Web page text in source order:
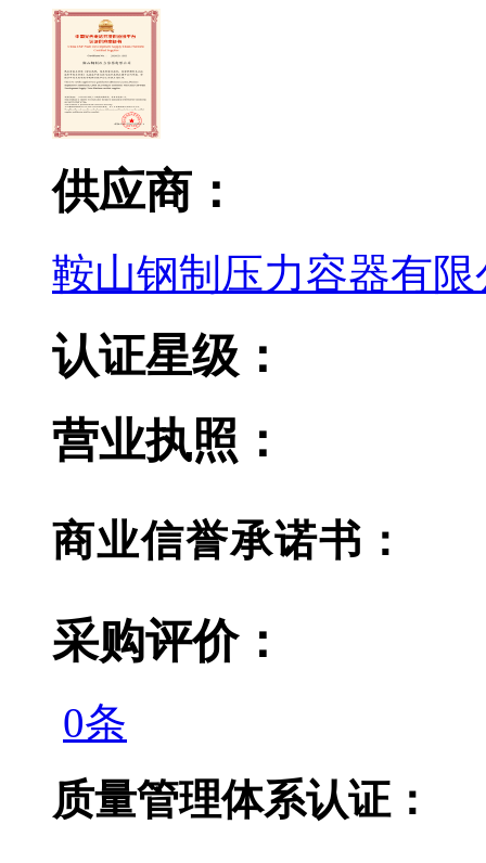
供应商：
鞍山钢制压力容器有限
认证星级：
营业执照：
商业信誉承诺书：
采购评价：
0条
质量管理体系认证：